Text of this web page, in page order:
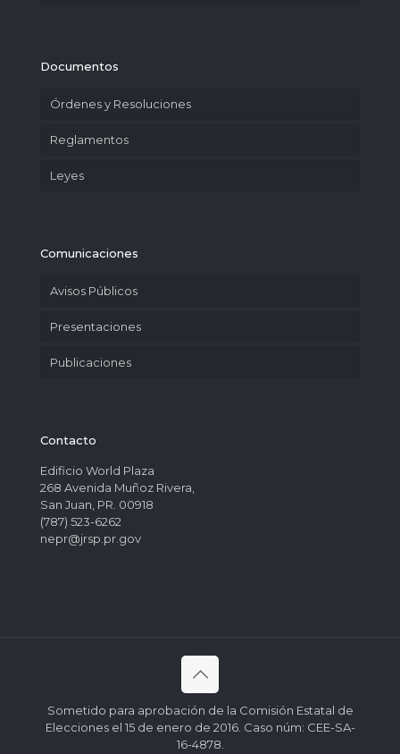
Documentos
Órdenes y Resoluciones
Reglamentos
Leyes
Comunicaciones
Avisos Públicos
Presentaciones
Publicaciones
Contacto
Edificio World Plaza
268 Avenida Muñoz Rivera,
San Juan, PR. 00918
(787) 523-6262
nepr@jrsp.pr.gov
Sometido para aprobación de la Comisión Estatal de
Elecciones el 15 de enero de 2016. Caso núm: CEE-SA-
16-4878.